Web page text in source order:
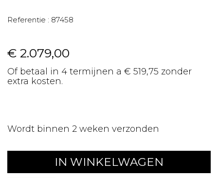
Referentie : 87458
€ 2.079,00
Of betaal in 4 termijnen a € 519,75 zonder
extra kosten.
Wordt binnen 2 weken verzonden
IN WINKELWAGEN